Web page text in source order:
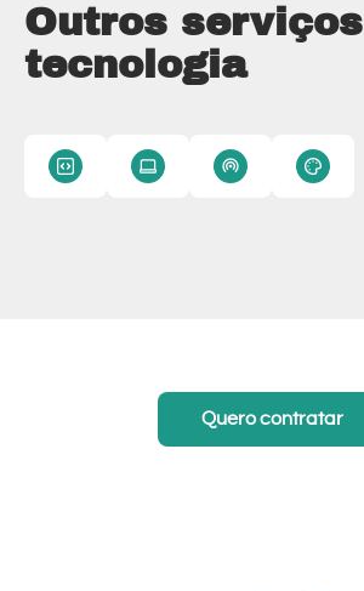
Outros
tecnologia
Quero contratar